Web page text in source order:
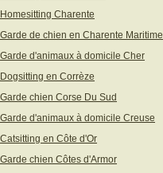
Homesitting Charente
Garde de chien en Charente Maritime
Garde d'animaux à domicile Cher
Dogsitting en Corrèze
Garde chien Corse Du Sud
Garde d'animaux à domicile Creuse
Catsitting en Côte d'Or
Garde chien Côtes d'Armor